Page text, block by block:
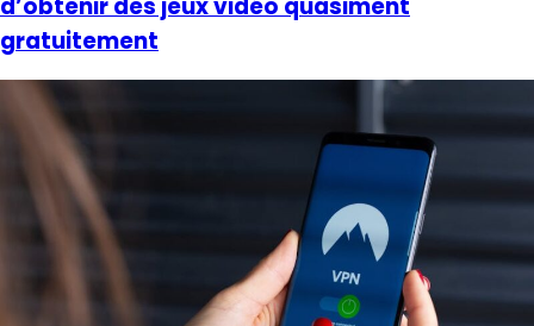
gratuitement